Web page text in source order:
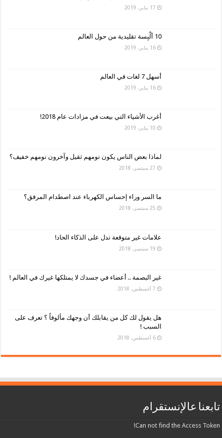
17 يناير، 2019
10 ألْبِسة تقليدية من حول العالم
16 يناير، 2019
أسهل 7 لغات في العالم
16 يناير، 2019
أغرب الأشياء التي بيعت في مزادات عام 2018!
10 يناير، 2019
لماذا بعض الناس يكون نومهم ثقيل وآخرون نومهم خفيف؟
27 سبتمبر، 2018
ما السر وراء إحساس الكهرباء عند اصطدام المرفق؟
25 سبتمبر، 2018
علامات غير متوقعة تدل على الذكاء الحاد!
19 سبتمبر، 2018
غير البصمة .. أعضاء في جسدك لا يمتلكها غيرك في العالم !
7 أغسطس، 2018
هل يقول لك كل من يقابلك أن وجهك مألوفاً ؟ تعرف على
السبب !
6 أغسطس، 2018
تابعنا عالإنستقرام
Can not find the Access Token!